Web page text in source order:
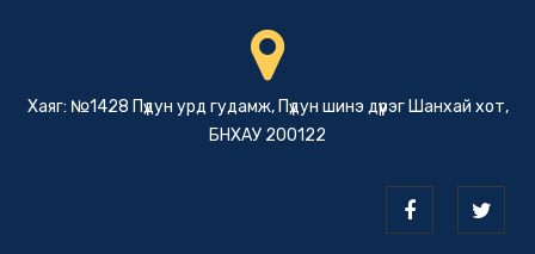
Хаяг: №1428 Пүдун урд гудамж, Пүдун шинэ дүүрэг Шанхай хот,
БНХАУ 200122